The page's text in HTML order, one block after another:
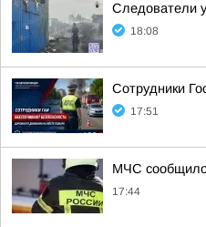
Следователи
18:08
Сотрудники
17:51
МЧС сообщило
17:44